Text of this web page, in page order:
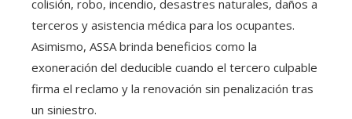
colisión, robo, incendio, desastres naturales, daños a
terceros y asistencia médica para los ocupantes.
Asimismo, ASSA brinda beneficios como la
exoneración del deducible cuando el tercero culpable
firma el reclamo y la renovación sin penalización tras
un siniestro.